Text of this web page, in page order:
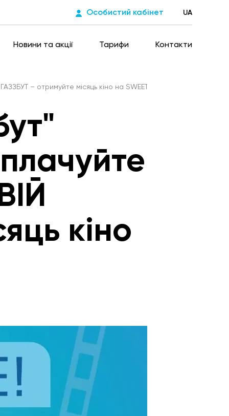
Особистий кабінет UA
Новини та акції Тарифи Контакти
– отримуйте місяць кіно на SWEET TV»
кіно